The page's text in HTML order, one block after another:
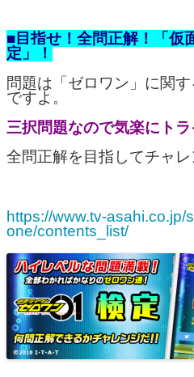
■目指せ！全問正解！「仮
定」！
問題は「ゼロワン」に関
ですよ。
三択問題なので気楽にトラ
全問正解を目指してチャレ
https://www.tv-asahi.co.jp/
one/contents_list/